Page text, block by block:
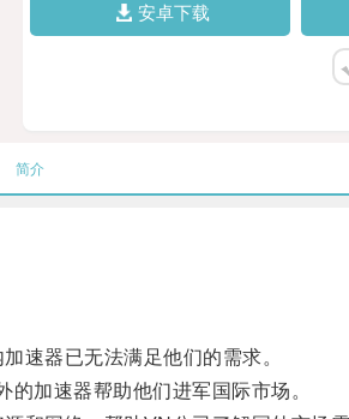
安卓下载
简介
器已无法满足他们的需求。
加速器帮助他们进军国际市场。